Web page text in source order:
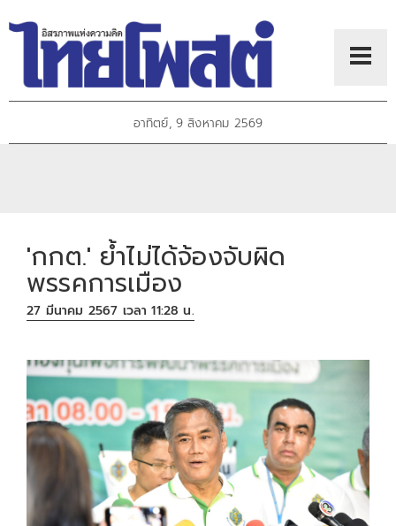
อาทิตย์, 9 สิงหาคม 2569
'กกต.' ย้ำไม่ได้จ้องจับผิด
พรรคการเมือง
27 มีนาคม 2567 เวลา 11:28 น.